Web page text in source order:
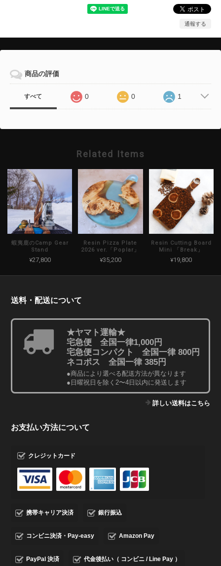
通報する
商品の評価
すべて 0 0 1
Related Items
蝦夷鹿のCamp Gear
Stand
¥27,800
Resin Pizza Plate
2026 ver.「Poplar」
¥35,200
Resin Cutting Board
Mini 「Break」
¥19,800
送料・配送について
★ヤマト運輸★
宅急便 全国一律1,000円
宅急便コンパクト 全国一律 800円
ネコポス 全国一律 385円
●商品により選べる配送方法が異なります
●日曜祝日を除く2〜4日以内に発送します
詳しい送料はこちら
お支払い方法について
クレジットカード
携帯キャリア決済 銀行振込
コンビニ決済・Pay-easy Amazon Pay
PayPal 決済 代金後払い（ コンビニ / Line Pay ）